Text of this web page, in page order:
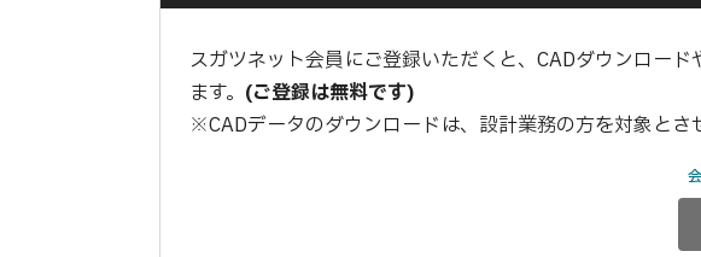
スガツネット会員にご登録いただくと、CADダウンロー
ます。 (ご登録は無料です)
※CADデータのダウンロードは、設計業務の方を対象とさ